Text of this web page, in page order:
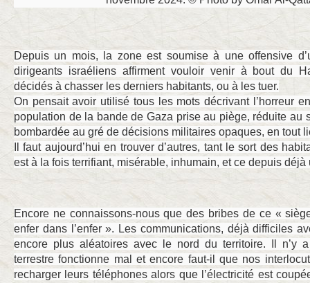
Depuis un mois, la zone est soumise à une offensive
dirigeants israéliens affirment vouloir venir à bout du
décidés à chasser les derniers habitants, ou à les tuer.
On pensait avoir utilisé tous les mots décrivant l’horreur
population de la bande de Gaza prise au piège, réduite au
bombardée au gré de décisions militaires opaques, en tout
Il faut aujourd’hui en trouver d’autres, tant le sort des
est à la fois terrifiant, misérable, inhumain, et ce depuis déjà
Encore ne connaissons-nous que des bribes de ce «
enfer dans l’enfer ». Les communications, déjà difficiles
encore plus aléatoires avec le nord du territoire. Il n’y
terrestre fonctionne mal et encore faut-il que nos
recharger leurs téléphones alors que l’électricité est